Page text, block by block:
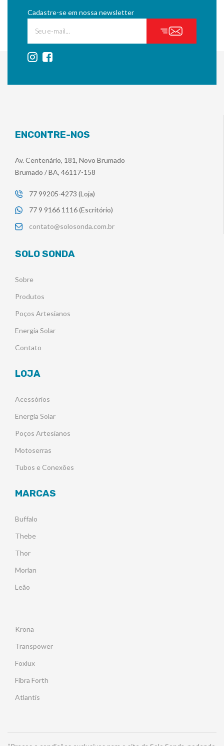
Cadastre-se em nossa newsletter
ENCONTRE-NOS
Av. Centenário, 181, Novo Brumado
Brumado / BA, 46117-158
77 99205-4273 (Loja)
77 9 9166 1116 (Escritório)
contato@solosonda.com.br
SOLO SONDA
Sobre
Produtos
Poços Artesianos
Energia Solar
Contato
LOJA
Acessórios
Energia Solar
Poços Artesianos
Motoserras
Tubos e Conexões
MARCAS
Buffalo
Thebe
Thor
Morlan
Leão
Krona
Transpower
Foxlux
Fibra Forth
Atlantis